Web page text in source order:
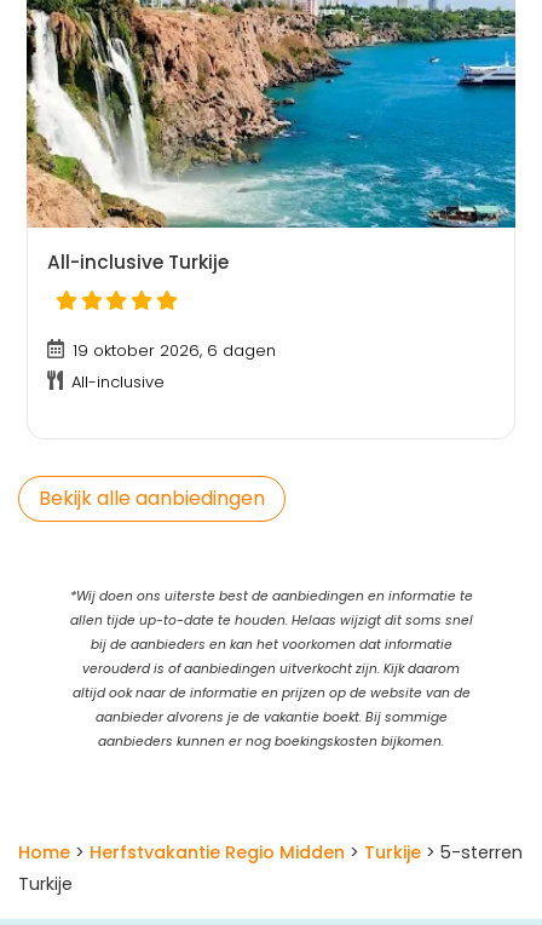
All-inclusive Turkije
19 oktober 2026, 6 dagen
All-inclusive
Bekijk alle aanbiedingen
*Wij doen ons uiterste best de aanbiedingen en informatie te
allen tijde up-to-date te houden. Helaas wijzigt dit soms snel
bij de aanbieders en kan het voorkomen dat informatie
verouderd is of aanbiedingen uitverkocht zijn. Kijk daarom
altijd ook naar de informatie en prijzen op de website van de
aanbieder alvorens je de vakantie boekt. Bij sommige
aanbieders kunnen er nog boekingskosten bijkomen.
Home > Herfstvakantie Regio Midden > Turkije > 5-sterren
Turkije